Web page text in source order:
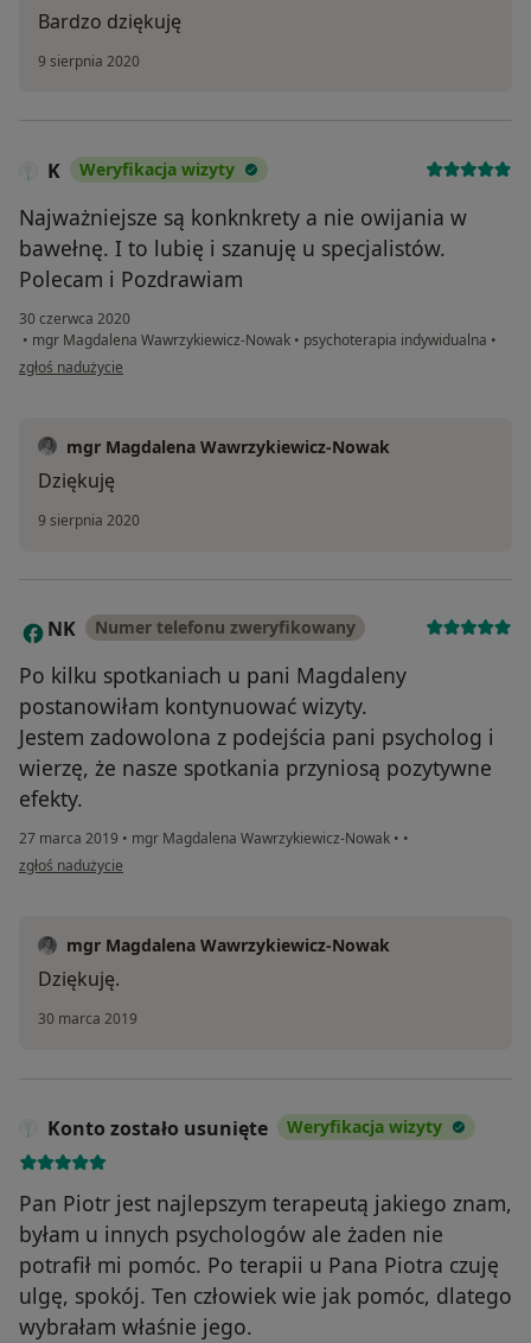
Bardzo dziękuję
9 sierpnia 2020
K Weryfikacja wizyty
Najważniejsze są konknkrety a nie owijania w
bawełnę. I to lubię i szanuję u specjalistów.
Polecam i Pozdrawiam
30 czerwca 2020
• mgr Magdalena Wawrzykiewicz-Nowak • psychoterapia indywidualna •
w opinii użytkownika K
zgłoś nadużycie
mgr Magdalena Wawrzykiewicz-Nowak
Dziękuję
9 sierpnia 2020
N NK Numer telefonu zweryfikowany
Po kilku spotkaniach u pani Magdaleny
postanowiłam kontynuować wizyty.
Jestem zadowolona z podejścia pani psycholog i
wierzę, że nasze spotkania przyniosą pozytywne
efekty.
27 marca 2019 • mgr Magdalena Wawrzykiewicz-Nowak • •
w opinii użytkownika NK
zgłoś nadużycie
mgr Magdalena Wawrzykiewicz-Nowak
Dziękuję.
30 marca 2019
Konto zostało usunięte Weryfikacja wizyty
Pan Piotr jest najlepszym terapeutą jakiego znam,
byłam u innych psychologów ale żaden nie
potrafił mi pomóc. Po terapii u Pana Piotra czuję
ulgę, spokój. Ten człowiek wie jak pomóc, dlatego
wybrałam właśnie jego.